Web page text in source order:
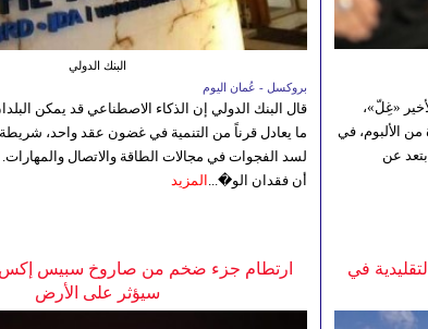
البنك الدولي
بروكسل - عُمان اليوم
قال البنك الدولي إن الذكاء الاصطناعي قد يمكن
ما يعادل قرناً من التنمية في غضون عقد واحد،
لسد الفجوات في مجالات الطاقة والاتصال
أن فقدان الو�... المزيد
«غِلّ»،
من الألبوم، في
عن
ارتطام جزء ضخم من صاروخ سبيس إكس
سيؤثر على الأرض
في